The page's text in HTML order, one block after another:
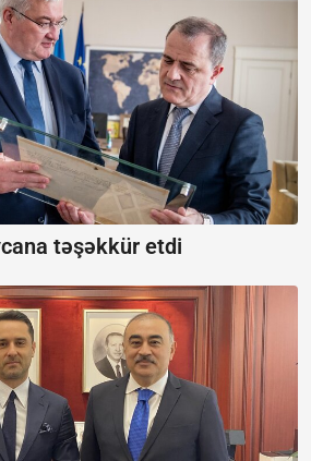
təşəkkür etdi